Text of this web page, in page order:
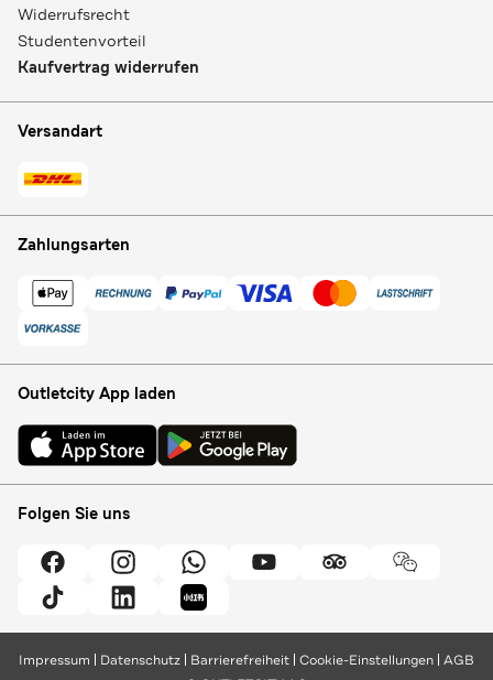
Widerrufsrecht
Studentenvorteil
Kaufvertrag widerrufen
Versandart
Zahlungsarten
Outletcity App laden
Folgen Sie uns
Impressum Datenschutz Barrierefreiheit Cookie-Einstellungen AGB